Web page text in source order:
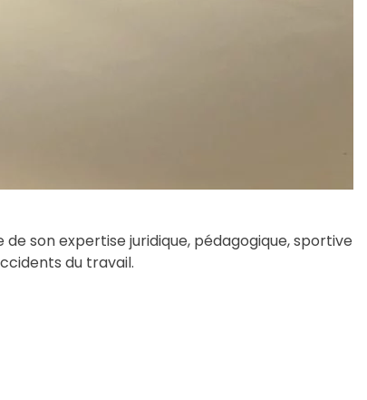
son expertise juridique, pédagogique, sportive
du travail.